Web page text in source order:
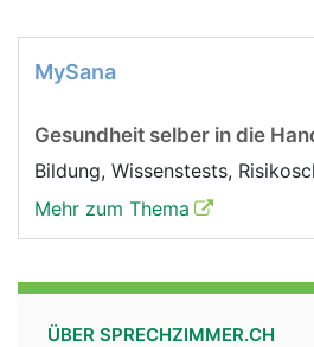
MySana
Gesundheit selber in die
Bildung, Wissenstests,
Mehr zum Thema
ÜBER SPRECHZIMMER.CH